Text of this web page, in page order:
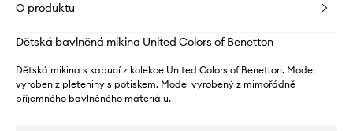
O produktu
Dětská bavlněná mikina United Colors of Benetton
Dětská mikina s kapucí z kolekce United Colors of Benetton. Model
vyroben z pleteniny s potiskem. Model vyrobený z mimořádně
příjemného bavlněného materiálu.